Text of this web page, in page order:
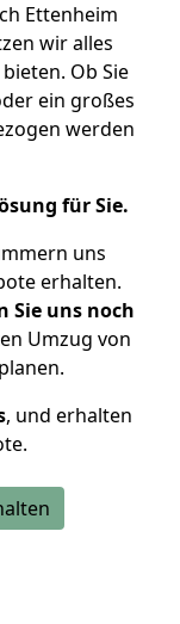
Ettenheim
wir alles
Ob Sie
ein großes
werden
für Sie.
uns
erhalten.
Sie uns noch
Umzug von
, und erhalten